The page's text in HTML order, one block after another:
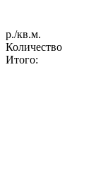
р./кв.м.
Количество
Итого: